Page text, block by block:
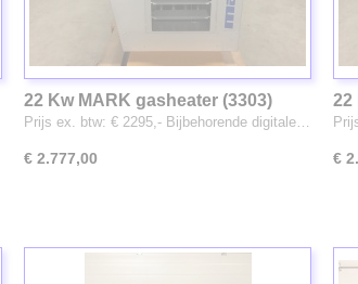
22 Kw MARK gasheater (3303)
Prijs ex. btw: € 2295,- Bijbehorende digitale…
€ 2.777,00
22
€